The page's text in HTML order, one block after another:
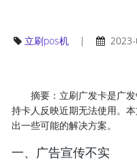
立刷pos机|
摘要：立刷广发卡是广
持卡人反映近期无法使用。
出一些可能的解决方案。
一、广告宣传不实